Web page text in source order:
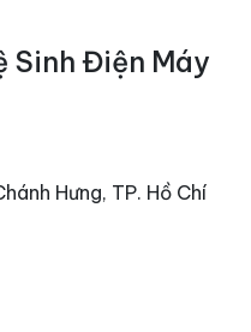
Sinh Điện Máy
Hưng, TP. Hồ Chí